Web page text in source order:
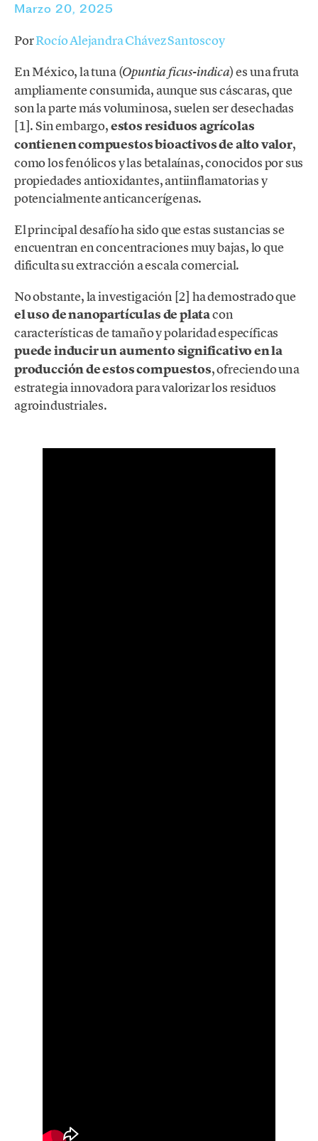
Marzo 20, 2025
PorRocío Alejandra Chávez Santoscoy
En México, la tuna (Opuntia ficus-indica) es una fruta
ampliamente consumida, aunque sus cáscaras, que
son la parte más voluminosa, suelen ser desechadas
[1]. Sin embargo,estos residuos agrícolas
contienen compuestos bioactivos de alto valor,
como los fenólicos y las betalaínas, conocidos por sus
propiedades antioxidantes, antiinflamatorias y
potencialmente anticancerígenas.
El principal desafío ha sido que estas sustancias se
encuentran en concentraciones muy bajas, lo que
dificulta su extracción a escala comercial.
No obstante, la investigación [2] ha demostrado que
el uso de nanopartículas de platacon
características de tamaño y polaridad específicas
puede inducir un aumento significativo en la
producción de estos compuestos, ofreciendo una
estrategia innovadora para valorizar los residuos
agroindustriales.